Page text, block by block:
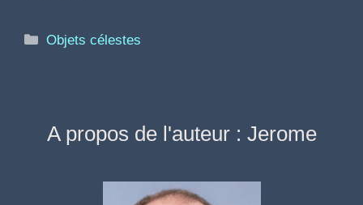
Catégories
Objets célestes
A propos de l'auteur : Jerome